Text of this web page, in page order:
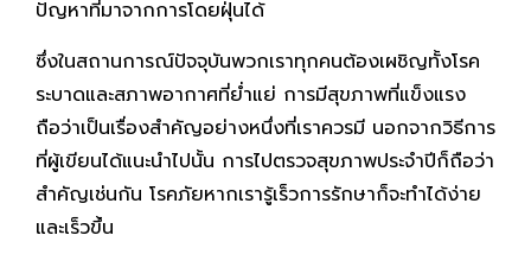
ปัญหาที่มาจากการโดยฝุ่นได้
ซึ่งในสถานการณ์ปัจจุบันพวกเราทุกคนต้องเผชิญทั้งโรค
ระบาดและสภาพอากาศที่ย่ำแย่ การมีสุขภาพที่แข็งแรง
ถือว่าเป็นเรื่องสำคัญอย่างหนึ่งที่เราควรมี นอกจากวิธีการ
ที่ผู้เขียนได้แนะนำไปนั้น การไปตรวจสุขภาพประจำปีก็ถือว่า
สำคัญเช่นกัน โรคภัยหากเรารู้เร็วการรักษาก็จะทำได้ง่าย
และเร็วขึ้น